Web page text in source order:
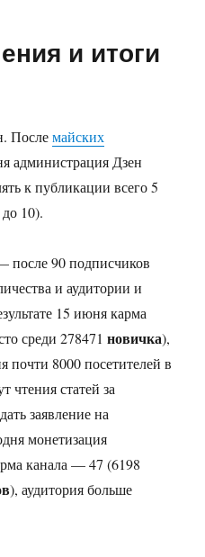
с
и итоги
Послемайских
администрация Дзен
к публикации всего 5
10).
после 90 подписчиков
и аудитории и
15 июня карма
среди 278471новичка),
почти 8000 посетителей в
чтения статей за
заявление на
монетизация
канала — 47 (6198
), аудитория больше